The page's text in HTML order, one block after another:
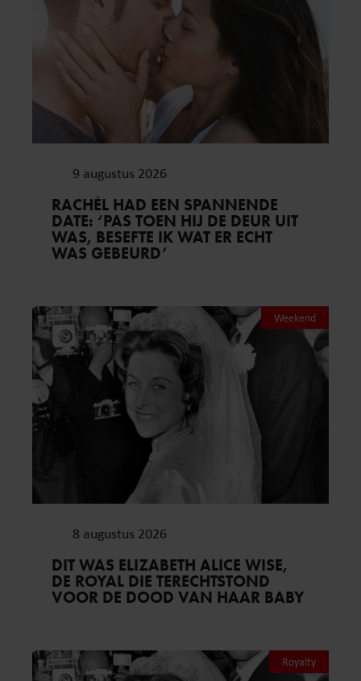
9 augustus 2026
RACHÉL HAD EEN SPANNENDE
DATE: ‘PAS TOEN HIJ DE DEUR UIT
WAS, BESEFTE IK WAT ER ECHT
WAS GEBEURD’
Weekend
8 augustus 2026
DIT WAS ELIZABETH ALICE WISE,
DE ROYAL DIE TERECHTSTOND
VOOR DE DOOD VAN HAAR BABY
Royalty